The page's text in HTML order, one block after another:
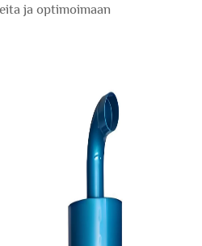
ja optimoimaan